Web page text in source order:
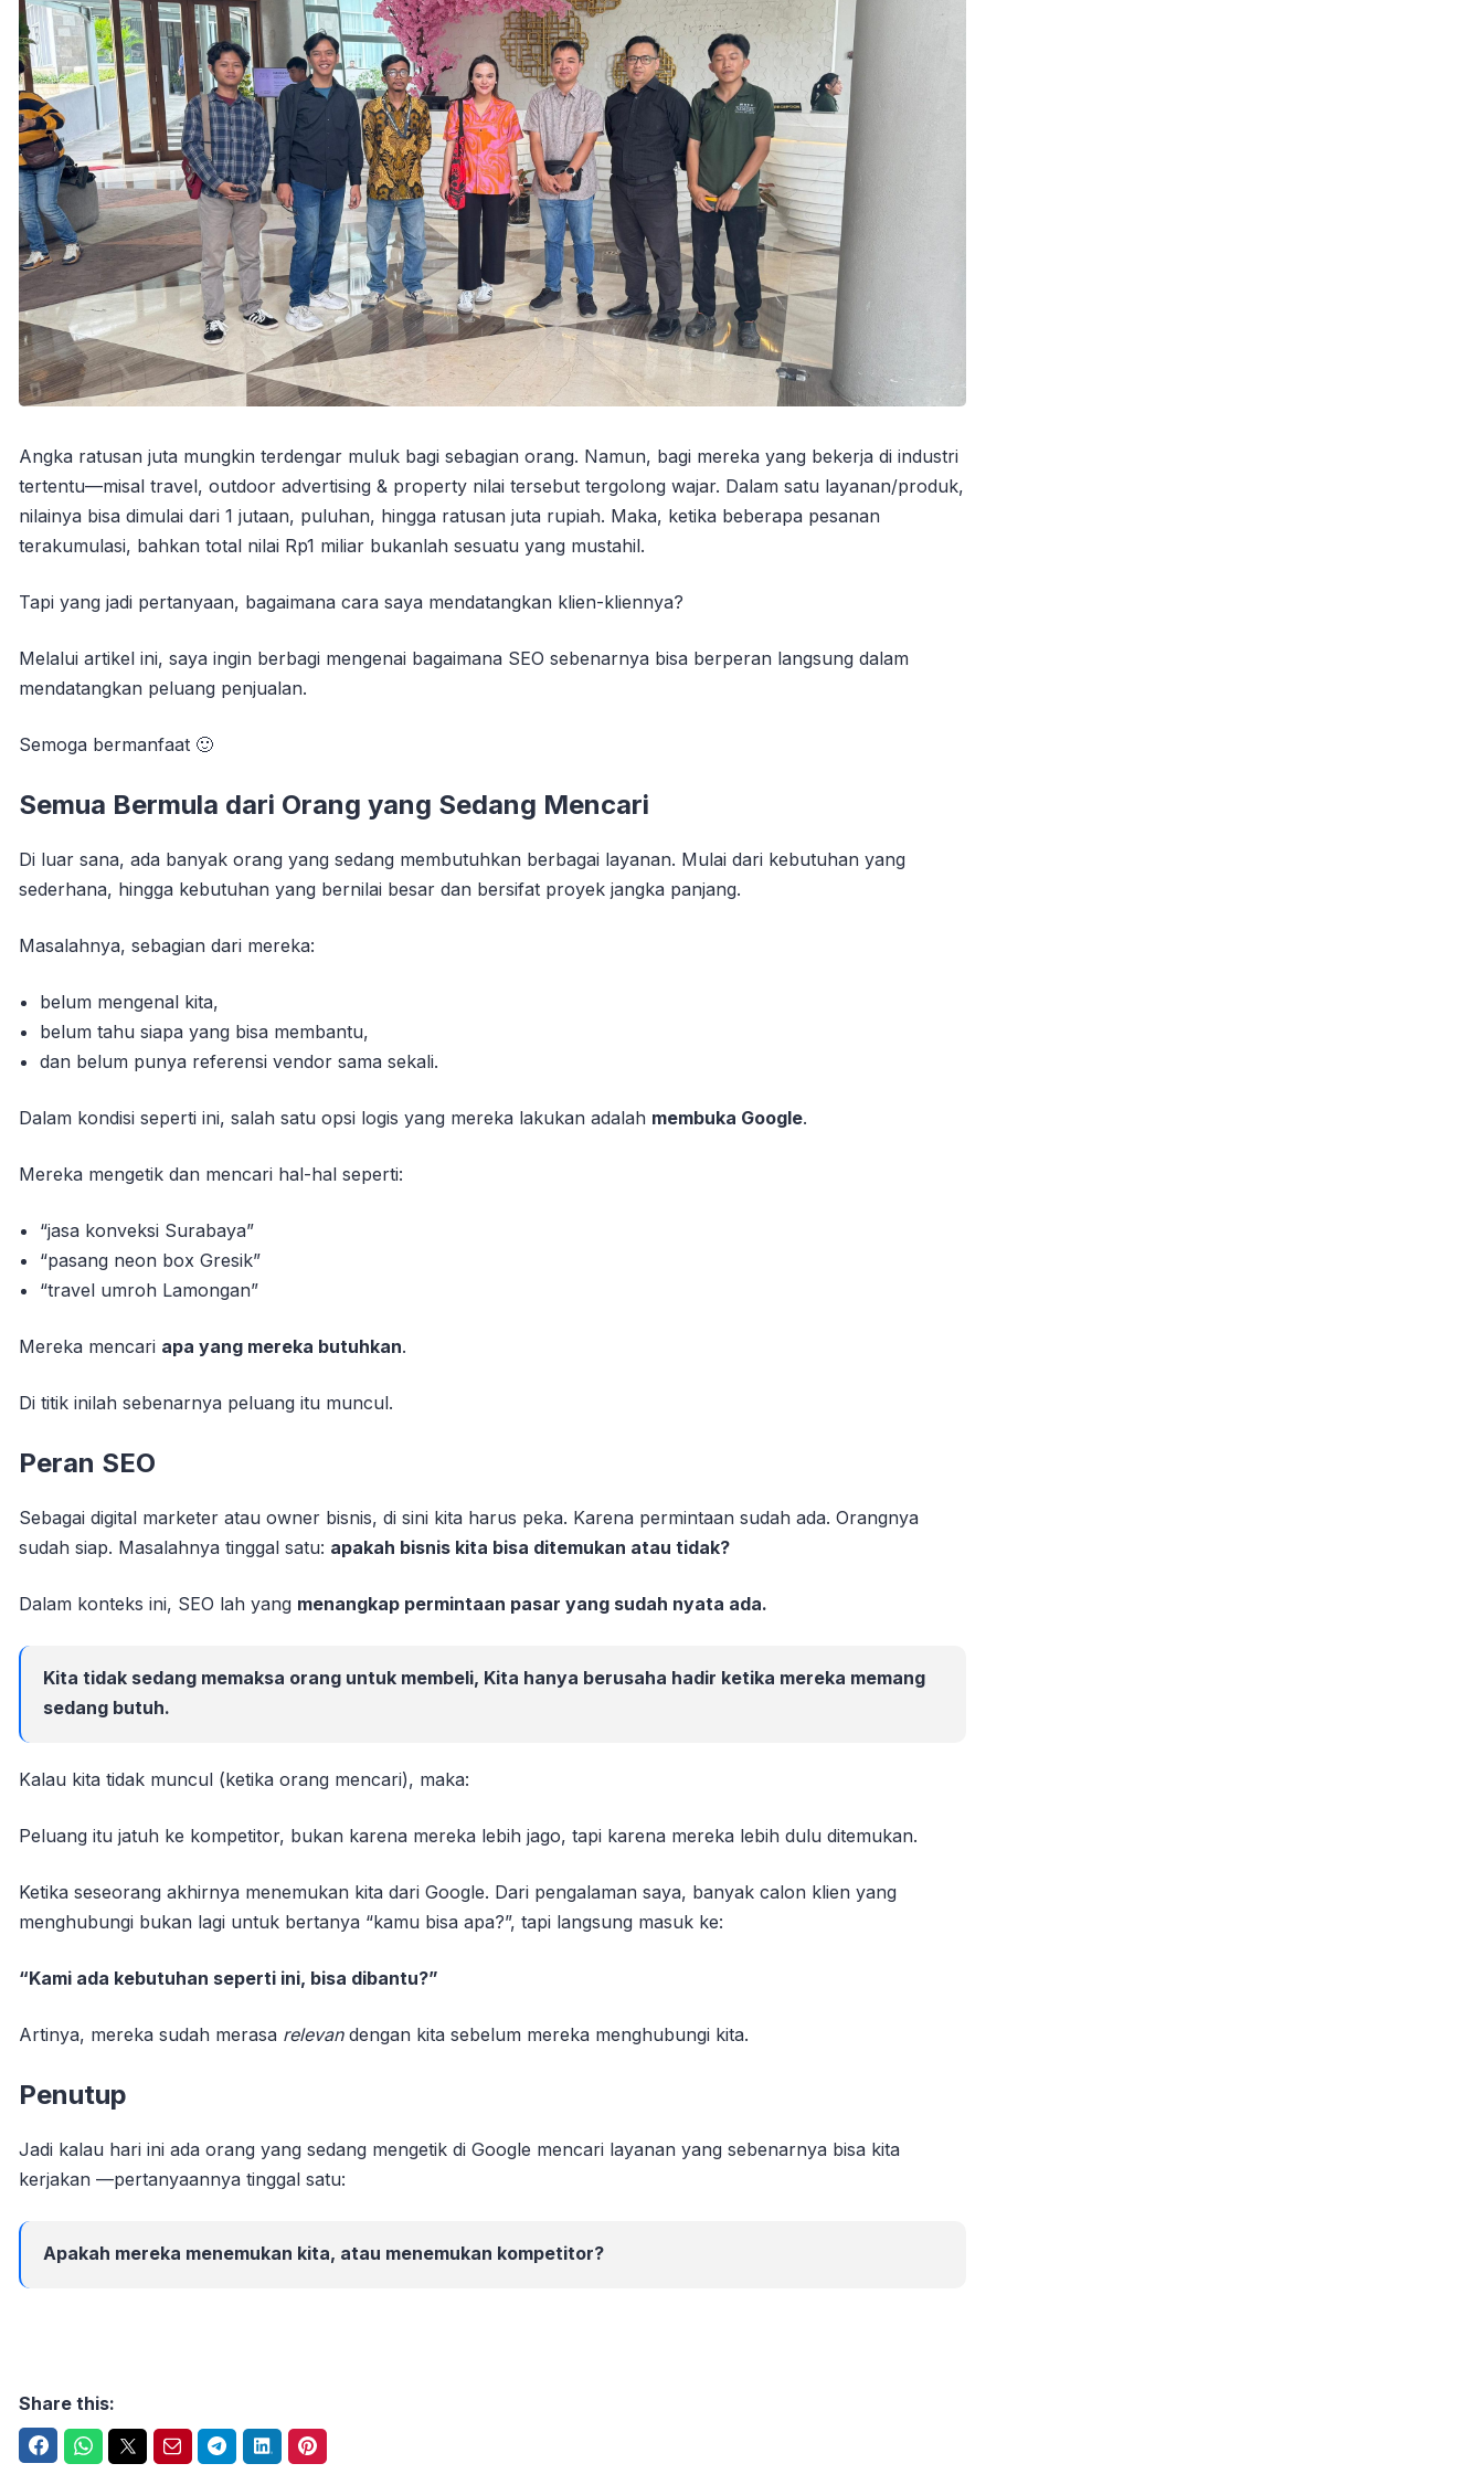
Angka ratusan juta mungkin terdengar muluk bagi sebagian orang. Namun, bagi mereka yang bekerja di industri
tertentu—misal travel, outdoor advertising & property nilai tersebut tergolong wajar. Dalam satu layanan/produk,
nilainya bisa dimulai dari 1 jutaan, puluhan, hingga ratusan juta rupiah. Maka, ketika beberapa pesanan
terakumulasi, bahkan total nilai Rp1 miliar bukanlah sesuatu yang mustahil.
Tapi yang jadi pertanyaan, bagaimana cara saya mendatangkan klien-kliennya?
Melalui artikel ini, saya ingin berbagi mengenai bagaimana SEO sebenarnya bisa berperan langsung dalam
mendatangkan peluang penjualan.
Semoga bermanfaat 🙂
Semua Bermula dari Orang yang Sedang Mencari
Di luar sana, ada banyak orang yang sedang membutuhkan berbagai layanan. Mulai dari kebutuhan yang
sederhana, hingga kebutuhan yang bernilai besar dan bersifat proyek jangka panjang.
Masalahnya, sebagian dari mereka:
belum mengenal kita,
belum tahu siapa yang bisa membantu,
dan belum punya referensi vendor sama sekali.
Dalam kondisi seperti ini, salah satu opsi logis yang mereka lakukan adalah membuka Google.
Mereka mengetik dan mencari hal-hal seperti:
“jasa konveksi Surabaya”
“pasang neon box Gresik”
“travel umroh Lamongan”
Mereka mencari apa yang mereka butuhkan.
Di titik inilah sebenarnya peluang itu muncul.
Peran SEO
Sebagai digital marketer atau owner bisnis, di sini kita harus peka. Karena permintaan sudah ada. Orangnya
sudah siap. Masalahnya tinggal satu: apakah bisnis kita bisa ditemukan atau tidak?
Dalam konteks ini, SEO lah yang menangkap permintaan pasar yang sudah nyata ada.
Kita tidak sedang memaksa orang untuk membeli, Kita hanya berusaha hadir ketika mereka memang
sedang butuh.
Kalau kita tidak muncul (ketika orang mencari), maka:
Peluang itu jatuh ke kompetitor, bukan karena mereka lebih jago, tapi karena mereka lebih dulu ditemukan.
Ketika seseorang akhirnya menemukan kita dari Google. Dari pengalaman saya, banyak calon klien yang
menghubungi bukan lagi untuk bertanya “kamu bisa apa?”, tapi langsung masuk ke:
“Kami ada kebutuhan seperti ini, bisa dibantu?”
Artinya, mereka sudah merasa relevandengan kita sebelum mereka menghubungi kita.
Penutup
Jadi kalau hari ini ada orang yang sedang mengetik di Google mencari layanan yang sebenarnya bisa kita
kerjakan —pertanyaannya tinggal satu:
Apakah mereka menemukan kita, atau menemukan kompetitor?
Share this: